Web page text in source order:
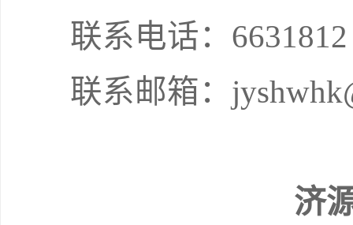
联系电话：6631812
联系邮箱：
济